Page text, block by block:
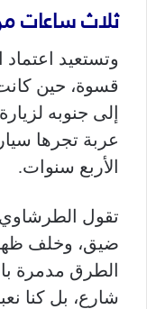
ثلاث ساعات
وتستعيد
قسوة، حين
إلى جنوبه
عربة تجرها
الأربع سنوات.
تقول
ضيق، وخلف
الطرق مدمرة
شارع، بل كنا